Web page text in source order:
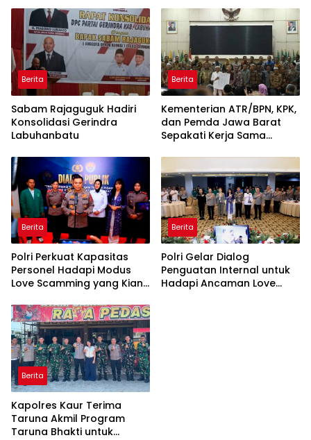
Monyet, Harimau, dan
Beruang Terhadap Warga
Berita
Sabam Rajaguguk Hadiri
Konsolidasi Gerindra
Labuhanbatu
Berita
Kementerian ATR/BPN, KPK,
dan Pemda Jawa Barat
Sepakati Kerja Sama
Korupsi serta Penguatan
Ekonomi Daerah
Berita
Polri Perkuat Kapasitas
Personel Hadapi Modus
Love Scamming yang Kian
Berita
Polri Gelar Dialog
Penguatan Internal untuk
Hadapi Ancaman Love
Berita
Kapolres Kaur Terima
Taruna Akmil Program
Taruna Bhakti untuk